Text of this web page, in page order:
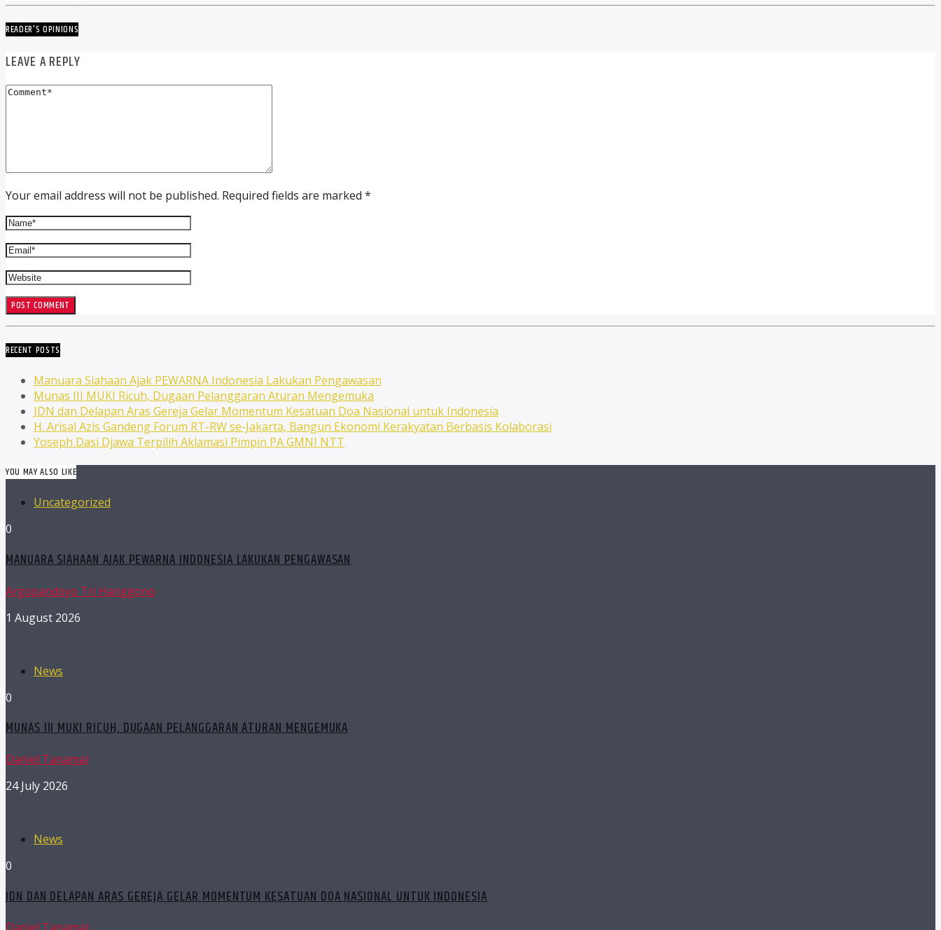
READER'S OPINIONS
LEAVE A REPLY
Your email address will not be published. Required fields are marked *
RECENT POSTS
Manuara Siahaan Ajak PEWARNA Indonesia Lakukan Pengawasan
Munas III MUKI Ricuh, Dugaan Pelanggaran Aturan Mengemuka
JDN dan Delapan Aras Gereja Gelar Momentum Kesatuan Doa Nasional untuk Indonesia
H. Arisal Azis Gandeng Forum RT-RW se-Jakarta, Bangun Ekonomi Kerakyatan Berbasis Kolaborasi
Yoseph Dasi Djawa Terpilih Aklamasi Pimpin PA GMNI NTT
YOU MAY ALSO LIKE
Uncategorized
0
MANUARA SIAHAAN AJAK PEWARNA INDONESIA LAKUKAN PENGAWASAN
Argopandoyo Tri Hanggono
1 August 2026
News
0
MUNAS III MUKI RICUH, DUGAAN PELANGGARAN ATURAN MENGEMUKA
Daniel Tanamal
24 July 2026
News
0
JDN DAN DELAPAN ARAS GEREJA GELAR MOMENTUM KESATUAN DOA NASIONAL UNTUK INDONESIA